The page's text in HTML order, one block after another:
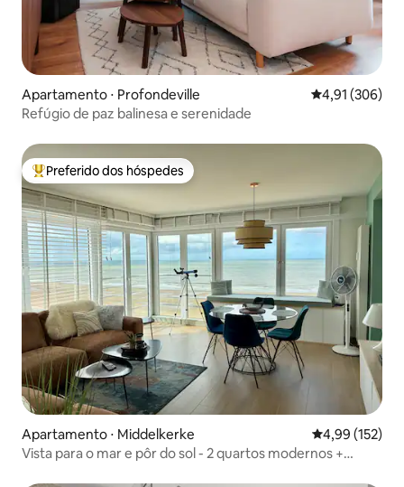
Apartamento ⋅ Profondeville 4,91 de uma
4,91 (306)
Refúgio de paz balinesa e serenidade
Entre os melhores preferidos dos hóspedes
Preferido dos hóspedes
Apartamento ⋅ Middelkerke 4,99 de uma
4,99 (152)
Vista para o mar e pôr do sol - 2 quartos modernos +